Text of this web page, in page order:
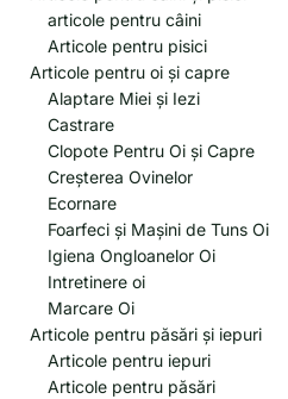
articole pentru câini
Articole pentru pisici
Articole pentru oi și capre
Alaptare Miei și Iezi
Castrare
Clopote Pentru Oi și Capre
Creșterea Ovinelor
Ecornare
Foarfeci și Mașini de Tuns Oi
Igiena Ongloanelor Oi
Intretinere oi
Marcare Oi
Articole pentru păsări și iepuri
Articole pentru iepuri
Articole pentru păsări